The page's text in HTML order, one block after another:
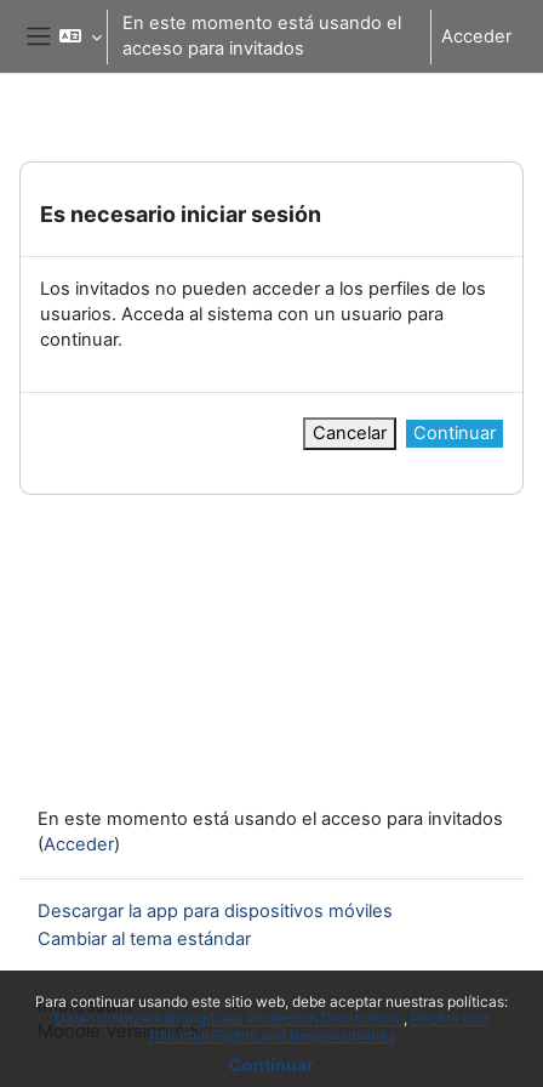
Salta al contenido principal
Para continuar usando este sitio web, debe aceptar nuestras políticas:
Datenschutzerklärung/Data Protection Declaration
Rechte und
Pflichten/Rights and Responsibilities
Continuar
Panel lateral
En este momento está usando el
acceso para invitados
Acceder
Es necesario iniciar sesión
Los invitados no pueden acceder a los perfiles de los
usuarios. Acceda al sistema con un usuario para
continuar.
Cancelar Continuar
En este momento está usando el acceso para invitados
(Acceder)
Descargar la app para dispositivos móviles
Cambiar al tema estándar
Impressum
Moodle Version 4.5